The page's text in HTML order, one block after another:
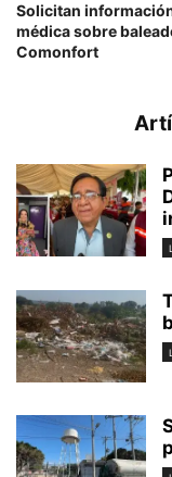
Solicitan
médica sobre
Comonfort